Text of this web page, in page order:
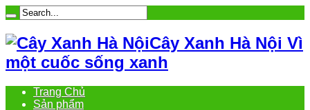
Cây Xanh Hà Nội Vì
một cuốc sống xanh
Trang Chủ
Sản phẩm